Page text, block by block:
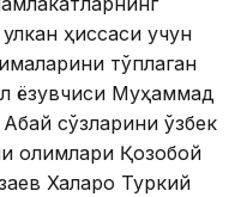
улкан ҳиссаси учун
тўплаган
ёзувчиси Муҳаммад
сўзларини ўзбек
олимлари Қозоқбой
Халқаро Туркий